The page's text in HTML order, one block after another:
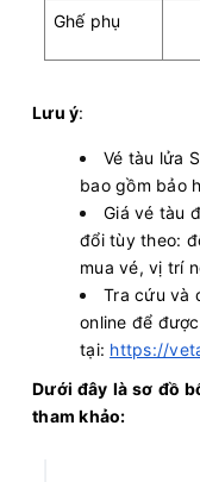
Ghế phụ
Lưu ý:
Vé tàu lửa
bao gồm bảo
Giá vé tàu
đổi tùy theo:
mua vé, vị trí
Tra cứu và
online để
tại: https://
Dưới đây là sơ đồ
tham khảo: